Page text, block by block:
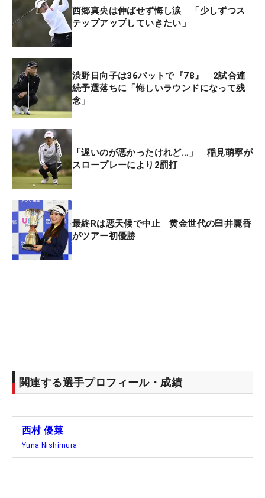
番手を持つしかなく、なかなかチャンスメイクがで
きない。そんな中でも「ところどころではしっかり
耐えることができたので、そこはポジティブに捉え
てもいいのかなと思います」と落としてしまった結
果だけを見ずに、プラス面を持って次戦に向かうつ
もりだ。
「4日間通して18ホールしっかり集中できたと思い
ますし、去年よりは成長を感じられるところも多か
った」。ここまでシンガポール戦で3位に入るな
ど、ルーキーシーズンだった昨年と比べれば、ここ
までは余裕もあるという。出場権がおりてこないな
か、現地ウェイティングをして出場の機会を待つこ
ともあった昨年の今頃と比べれば、心のゆとりも好
結果につながっていく。
3日目は冷たい雨、そしてこの日は強風と決勝ラウ
西郷真央は伸ばせず悔し涙 「少しずつス
テップアップしていきたい」
渋野日向子は36パットで『78』 2試合連
続予選落ちに「悔しいラウンドになって残
念」
「遅いのが悪かったけれど…」 稲見萌寧が
スロープレーにより2罰打
最終Rは悪天候で中止 黄金世代の臼井麗香
がツアー初優勝
関連する選手プロフィール・成績
西村 優菜
Yuna Nishimura